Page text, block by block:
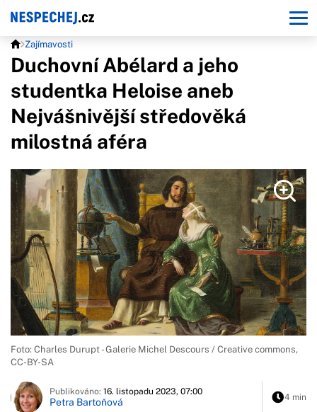
Zajímavosti
Duchovní Abélard a jeho
studentka Heloise aneb
Nejvášnivější středověká
milostná aféra
Foto: Charles Durupt - Galerie Michel Descours / Creative commons,
CC-BY-SA
Publikováno: 16. listopadu 2023, 07:00
Petra Bartoňová 4 min